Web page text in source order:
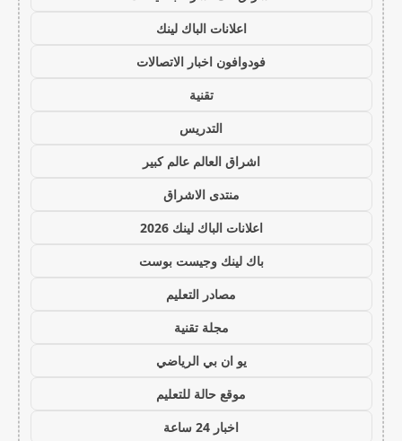
اعلانات الباك لينك
فودوافون اخبار الاتصالات
تقنية
التدريس
اشراق العالم عالم كبير
منتدى الاشراق
اعلانات الباك لينك 2026
باك لينك وجيست بوست
مصادر التعليم
مجلة تقنية
يو ان بي الرياضي
موقع حالة للتعليم
اخبار 24 ساعة